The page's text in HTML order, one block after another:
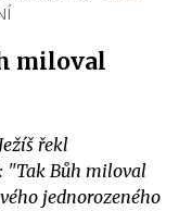
miloval
Ježíš řekl
"Tak Bůh miloval
jednorozeného